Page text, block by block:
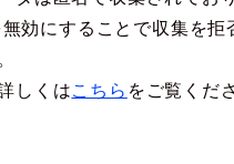
効にすることで収集を
しくはこちら をご覧くだ